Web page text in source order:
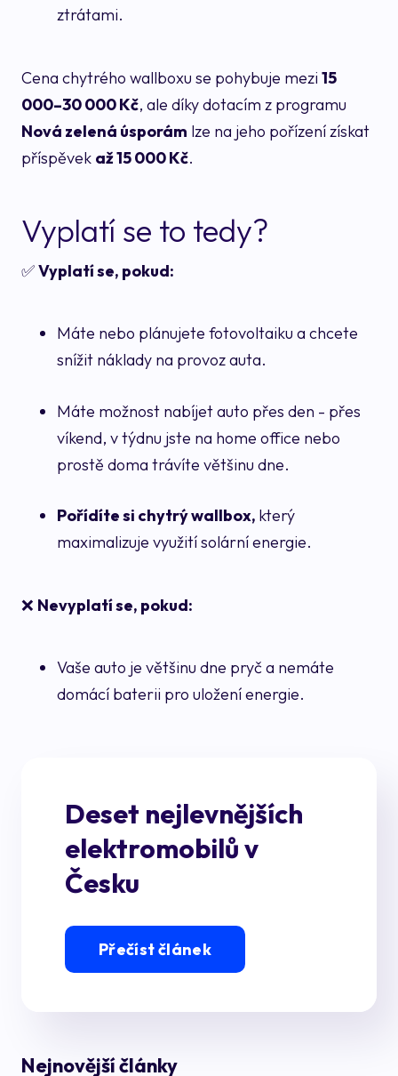
ztrátami.
Cena chytrého wallboxu se pohybuje mezi 15
000–30 000 Kč, ale díky dotacím z programu
Nová zelená úsporám lze na jeho pořízení získat
příspěvek až 15 000 Kč.
Vyplatí se to tedy?
✅Vyplatí se, pokud:
Máte nebo plánujete fotovoltaiku a chcete
snížit náklady na provoz auta.
Máte možnost nabíjet auto přes den - přes
víkend, v týdnu jste na home office nebo
prostě doma trávíte většinu dne.
Pořídíte si chytrý wallbox, který
maximalizuje využití solární energie.
❌ Nevyplatí se, pokud:
Vaše auto je většinu dne pryč a nemáte
domácí baterii pro uložení energie.
Deset nejlevnějších
elektromobilů v
Česku
Přečíst článek
Nejnovější články